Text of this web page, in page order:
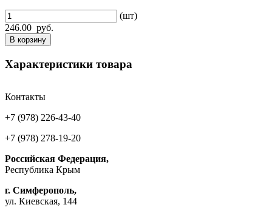
(шт)
246.00 руб.
В корзину
Характеристики товара
Контакты
+7 (978) 226-43-40
+7 (978) 278-19-20
Российская Федерация,
Республика Крым
г. Симферополь,
ул. Киевская, 144